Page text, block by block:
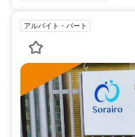
アルバイト・パート